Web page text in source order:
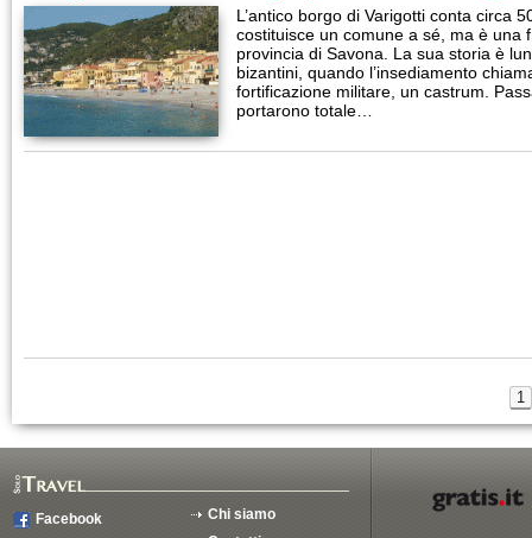
L’antico borgo di Varigotti conta circa
costituisce un comune a sé, ma è una
provincia di Savona. La sua storia è
bizantini, quando l’insediamento
fortificazione militare, un castrum.
portarono totale…
1
Facebook
Chi siamo